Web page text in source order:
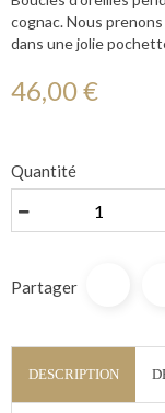
cognac. Nous
dans une jolie
46,00 €
Quantité
Partager
DESCRIPTION